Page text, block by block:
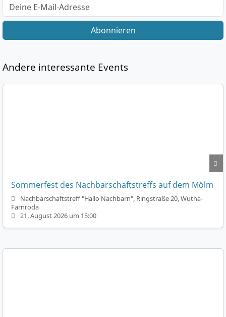
Abonnieren
Andere interessante Events
Sommerfest des Nachbarschaftstreffs auf dem Mölm
Nachbarschaftstreff "Hallo Nachbarn", Ringstraße 20, Wutha-
Farnroda
21. August 2026 um 15:00